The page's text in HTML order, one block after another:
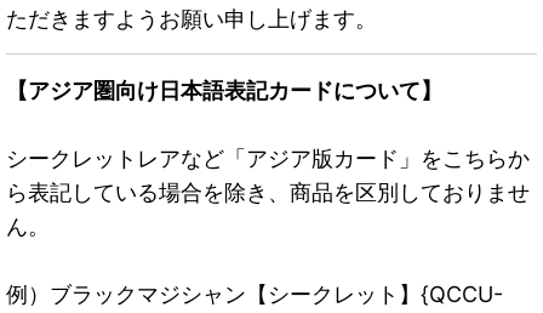
ただきますようお願い申し上げます。
【アジア圏向け日本語表記カードについて】
シークレットレアなど「アジア版カード」をこちらか
ら表記している場合を除き、商品を区別しておりませ
ん。
例）ブラックマジシャン【シークレット】{QCCU-